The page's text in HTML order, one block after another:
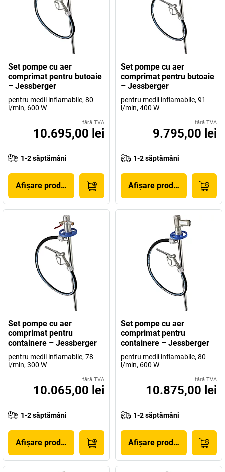
Set pompe cu aer
comprimat pentru butoaie
– Jessberger
pentru medii inflamabile, 80
l/min, 600 W
fără TVA
10.695,00 lei
1-2 săptămâni
Afișare produs
Set pompe cu aer
comprimat pentru butoaie
– Jessberger
pentru medii inflamabile, 91
l/min, 400 W
fără TVA
9.795,00 lei
1-2 săptămâni
Afișare produs
Set pompe cu aer
comprimat pentru
containere – Jessberger
pentru medii inflamabile, 78
l/min, 300 W
fără TVA
10.065,00 lei
1-2 săptămâni
Afișare produs
Set pompe cu aer
comprimat pentru
containere – Jessberger
pentru medii inflamabile, 80
l/min, 600 W
fără TVA
10.875,00 lei
1-2 săptămâni
Afișare produs